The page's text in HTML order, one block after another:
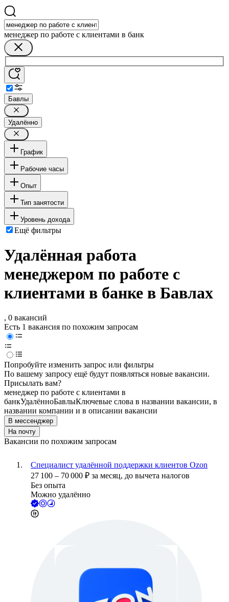
менеджер по работе с клиентами в банк
Бавлы
Удалённо
График
Рабочие часы
Опыт
Тип занятости
Уровень дохода
Ещё фильтры
Удалённая работа
менеджером по работе с
клиентами в банке в Бавлах
, 0 вакансий
Есть 1 вакансия по похожим запросам
Попробуйте изменить запрос или фильтры
По вашему запросу ещё будут появляться новые вакансии.
Присылать вам?
менеджер по работе с клиентами в
банкУдалённоБавлыКлючевые слова в названии вакансии, в
названии компании и в описании вакансии
В мессенджер
На почту
Вакансии по похожим запросам
Специалист удалённой поддержки клиентов Ozon
27 100 – 70 000 ₽ за месяц, до вычета налогов
Без опыта
Можно удалённо